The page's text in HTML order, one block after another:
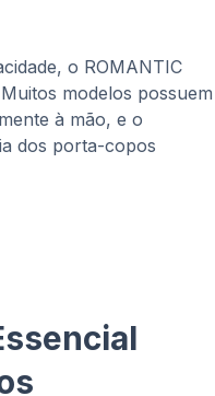
o ROMANTIC
modelos possuem
à mão, e o
dos porta-copos